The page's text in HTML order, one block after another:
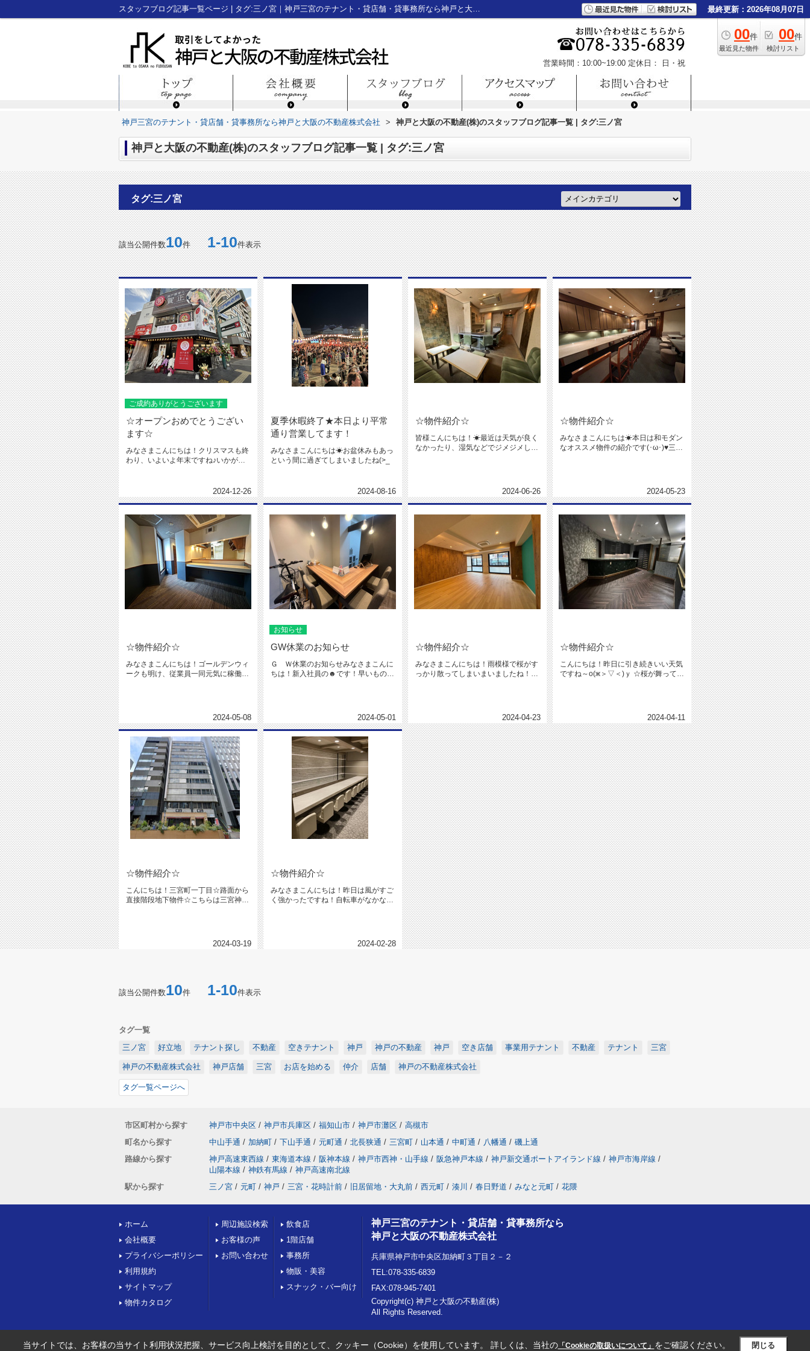
スタッフブログ記事一覧ページ | タグ:三ノ宮｜神戸三宮のテナント・貸店舗・貸事務所なら神戸と大阪の不動産株式会社 最終更新：2026年08月07日
00件
最近見た物件
00件
検討リスト
営業時間：10:00~19:00 定休日： 日・祝
神戸三宮のテナント・貸店舗・貸事務所なら神戸と大阪の不動産株式会社 > 神戸と大阪の不動産(株)のスタッフブログ記事一覧 | タグ:三ノ宮
神戸と大阪の不動産(株)のスタッフブログ記事一覧 | タグ:三ノ宮
タグ:三ノ宮
該当公開件数10件1-10件表示
ご成約ありがとうございます
☆オープンおめでとうござい
ます☆
みなさまこんにちは！クリスマスも終
わり、いよいよ年末ですね♪いかがお
2024-12-26
夏季休暇終了★本日より平常
通り営業してます！
みなさまこんにちは☀お盆休みもあっ
という間に過ぎてしまいましたね(>_
2024-08-16
☆物件紹介☆
皆様こんにちは！☀最近は天気が良く
なかったり、湿気などでジメジメした
2024-06-26
☆物件紹介☆
みなさまこんにちは☀本日は和モダン
なオススメ物件の紹介です(･ω･)♥三宮
2024-05-23
☆物件紹介☆
みなさまこんにちは！ゴールデンウィ
ークも明け、従業員一同元気に稼働し
2024-05-08
お知らせ
GW休業のお知らせ
Ｇ Ｗ休業のお知らせみなさまこんに
ちは！新入社員の☻です！早いもので
2024-05-01
☆物件紹介☆
みなさまこんにちは！雨模様で桜がす
っかり散ってしまいまいましたね！実
2024-04-23
☆物件紹介☆
こんにちは！昨日に引き続きいい天気
ですね～о(ж＞▽＜)ｙ ☆桜が舞ってま
2024-04-11
☆物件紹介☆
こんにちは！三宮町一丁目☆路面から
直接階段地下物件☆こちらは三宮神社
2024-03-19
☆物件紹介☆
みなさまこんにちは！昨日は風がすご
く強かったですね！自転車がなかなか
2024-02-28
該当公開件数10件 1-10件表示
タグ一覧
三ノ宮
好立地 テナント探し 不動産 空きテナント 神戸 神戸の不動産 神戸 空き店舗 事業用テナント 不動産 テナント 三宮
神戸の不動産株式会社 神戸店舗 三宮 お店を始める 仲介 店舗 神戸の不動産株式会社
タグ一覧ページへ
市区町村から探す 神戸市中央区 / 神戸市兵庫区 / 福知山市 / 神戸市灘区 / 高槻市
町名から探す
中山手通 / 加納町 / 下山手通 / 元町通 / 北長狭通 / 三宮町 / 山本通 / 中町通 / 八幡通 / 磯上通
路線から探す
神戸高速東西線 / 東海道本線 / 阪神本線 / 神戸市西神・山手線 / 阪急神戸本線 / 神戸新交通ポートアイランド線 / 神戸市海岸線 /
山陽本線 / 神鉄有馬線 / 神戸高速南北線
駅から探す
三ノ宮 / 元町 / 神戸 / 三宮・花時計前 / 旧居留地・大丸前 / 西元町 / 湊川 / 春日野道 / みなと元町 / 花隈
ホーム
会社概要
プライバシーポリシー
利用規約
サイトマップ
物件カタログ
周辺施設検索
お客様の声
お問い合わせ
飲食店
1階店舗
事務所
物販・美容
スナック・バー向け
神戸三宮のテナント・貸店舗・貸事務所なら
神戸と大阪の不動産株式会社
兵庫県神戸市中央区加納町３丁目２－２
TEL:078-335-6839
FAX:078-945-7401
Copyright(c) 神戸と大阪の不動産(株)
All Rights Reserved.
当サイトでは、お客様の当サイト利用状況把握、サービス向上検討を目的として、クッキー（Cookie）を使用しています。 詳しくは、当社の「Cookieの取扱いについて」 をご確認ください。 閉じる